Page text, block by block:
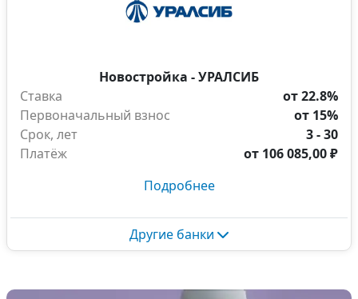
Новостройка - УРАЛСИБ
Ставка
от 22.8%
Первоначальный взнос
от 15%
Срок, лет
3 - 30
Платёж
от 106 085,00 ₽
Подробнее
Другие банки